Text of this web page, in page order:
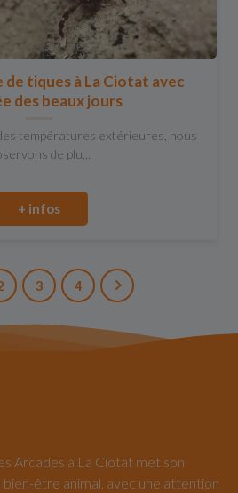
de tiques à La Ciotat avec
des beaux jours
températures extérieures, nous
de plu...
+ infos
3 4
Arcades à La Ciotat met son
être animal, avec une attention